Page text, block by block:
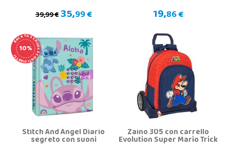
39,99 €35,99 € 19,86 €
BACK TO SCHOOL SCONTI DIRETTI
10%
Stitch And Angel Diario
segreto con suoni Zaino 305 con carrello
Evolution Super Mario Trick